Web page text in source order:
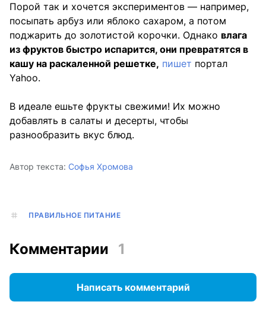
Порой так и хочется экспериментов — например,
посыпать арбуз или яблоко сахаром, а потом
поджарить до золотистой корочки. Однако влага
из фруктов быстро испарится, они превратятся в
кашу на раскаленной решетке, пишет портал
Yahoo.
В идеале ешьте фрукты свежими! Их можно
добавлять в салаты и десерты, чтобы
разнообразить вкус блюд.
Автор текста: Софья Хромова
ПРАВИЛЬНОЕ ПИТАНИЕ
Комментарии 1
Написать комментарий